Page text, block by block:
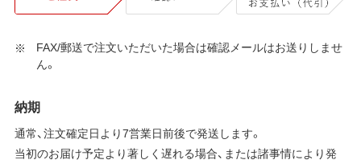
FAX/郵送で注文いただいた場合は確認メールはお送りしませ
ん。
納期
通常、注文確定日より7営業日前後で発送します。
当初のお届け予定より著しく遅れる場合、または諸事情により発